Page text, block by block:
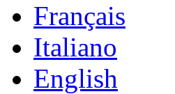
Français
Italiano
English